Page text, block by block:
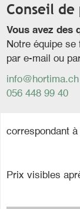
Conseil
Vous avez des
Notre équipe
par e-mail ou
info@hortima.ch
056 448 99 40
correspondant
Prix visibles